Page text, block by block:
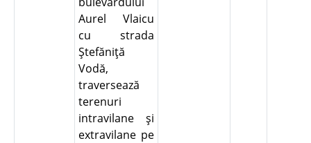
Aurel Vlaicu
cu strada
Ştefăniţă
Vodă,
traversează
terenuri
intravilane şi
extravilane pe